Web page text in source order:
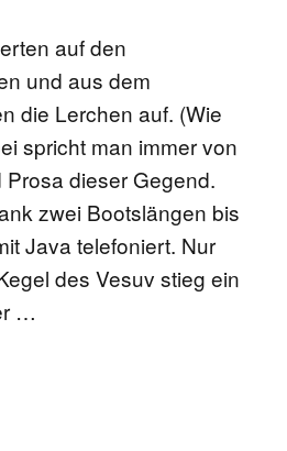
auf den
und aus dem
die Lerchen auf. (Wie
spricht man immer von
dieser Gegend.
zwei Bootslängen bis
Java telefoniert. Nur
des Vesuv stieg ein
…